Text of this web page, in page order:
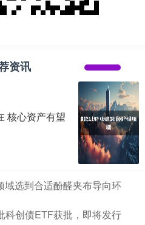
资讯
核心资产有望
域选到合适酚醛夹布导向环
科创债ETF获批，即将发行